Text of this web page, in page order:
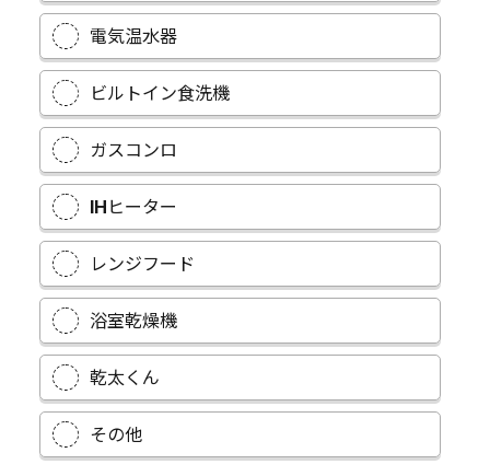
電気温水器
ビルトイン食洗機
ガスコンロ
IHヒーター
レンジフード
浴室乾燥機
乾太くん
その他